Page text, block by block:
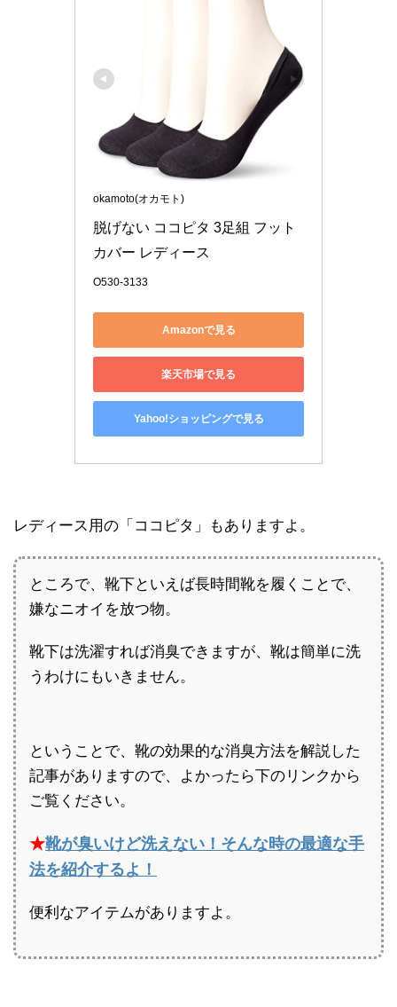
okamoto(オカモト)
脱げない ココピタ 3足組 フット
カバー レディース
O530-3133
Amazonで見る
楽天市場で見る
Yahoo!ショッピングで見る
レディース用の「ココピタ」もありますよ。
ところで、靴下といえば長時間靴を履くことで、
嫌なニオイを放つ物。
靴下は洗濯すれば消臭できますが、靴は簡単に洗
うわけにもいきません。
ということで、靴の効果的な消臭方法を解説した
記事がありますので、よかったら下のリンクから
ご覧ください。
★靴が臭いけど洗えない！そんな時の最適な手
法を紹介するよ！
便利なアイテムがありますよ。